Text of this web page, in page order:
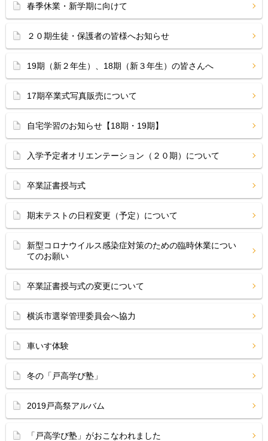
春季休業・新学期に向けて
２０期生徒・保護者の皆様へお知らせ
19期（新２年生）、18期（新３年生）の皆さんへ
17期卒業式写真販売について
自宅学習のお知らせ【18期・19期】
入学予定者オリエンテーション（２０期）について
卒業証書授与式
期末テストの日程変更（予定）について
新型コロナウイルス感染症対策のための臨時休業につい
てのお願い
卒業証書授与式の変更について
横浜市選挙管理委員会へ協力
車いす体験
冬の「戸高学び塾」
2019戸高祭アルバム
「戸高学び塾」がおこなわれました